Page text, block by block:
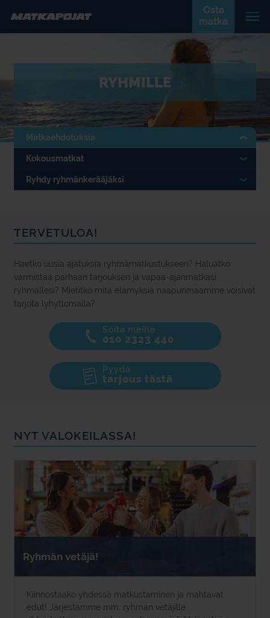
Osta
matka
RYHMILLE
Matkaehdotuksia
Kokousmatkat
Ryhdy ryhmänkerääjäksi
TERVETULOA!
Haetko uusia ajatuksia ryhmämatkustukseen? Haluatko
varmistaa parhaan tarjouksen ja vapaa-ajanmatkasi
ryhmällesi? Mietitkö mitä elämyksiä naapurimaamme voisivat
tarjota lyhytlomalla?
Soita meille
010 2323 440
Pyydä
tarjous tästä
NYT VALOKEILASSA!
Ryhmän vetäjä!
Kiinnostaako yhdessä matkustaminen ja mahtavat
edut! Järjestämme mm. ryhmän vetäjille